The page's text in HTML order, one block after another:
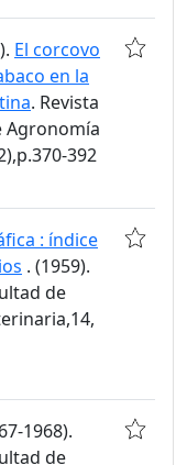
El corcovo
en la
. Revista
Agronomía
392
: índice
. (1959).
de
1968).
de